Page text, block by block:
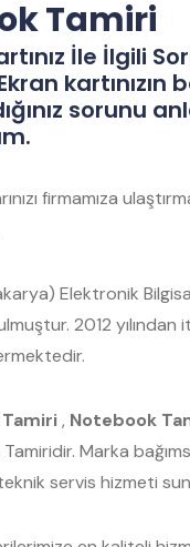
Tamiri
İle İlgili
sorunu
firmamıza
Elektronik
2012
Tamiri, Notebook
Marka
servis hizmeti